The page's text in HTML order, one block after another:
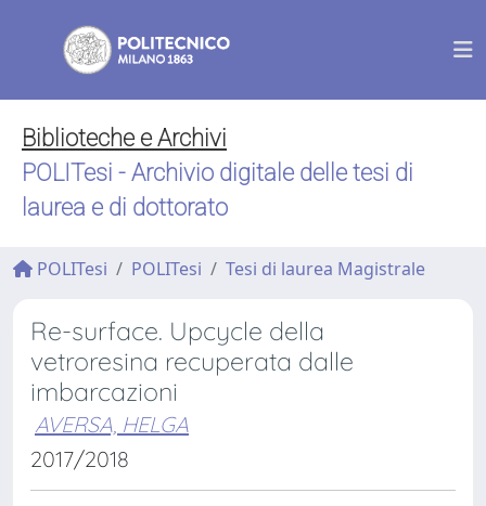
Biblioteche e Archivi
POLITesi - Archivio digitale delle tesi di
laurea e di dottorato
POLITesi POLITesi Tesi di laurea Magistrale
Re-surface. Upcycle della
vetroresina recuperata dalle
imbarcazioni
AVERSA, HELGA
2017/2018